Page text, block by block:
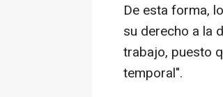
De esta forma,
su derecho a la
trabajo, puesto
temporal".